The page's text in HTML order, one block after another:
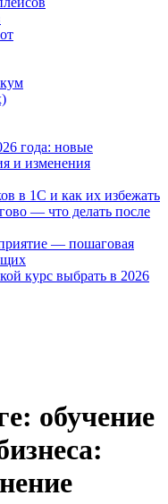
года: новые
и изменения
в 1С и как их избежать
— что делать после
— пошаговая
курс выбрать в 2026
обучение